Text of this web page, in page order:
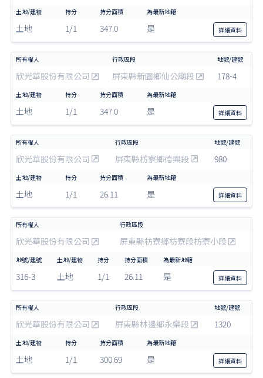
土地 1/1 347.0 是 詳細資料
欣光華股份有限公司 屏東縣新園鄉仙公廟段 178-4
土地 1/1 347.0 是 詳細資料
欣光華股份有限公司 屏東縣枋寮鄉德興段 980
土地 1/1 26.11 是 詳細資料
欣光華股份有限公司 屏東縣枋寮鄉枋寮段枋寮小段
316-3 土地 1/1 26.11 是 詳細資料
欣光華股份有限公司 屏東縣林邊鄉永樂段 1320
土地 1/1 300.69 是 詳細資料